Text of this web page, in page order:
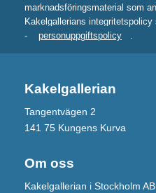
marknadsföringsmaterial som
Kakelgallerians
-
personuppgiftspolicy .
Kakelgallerian
Tangentvägen 2
141 75 Kungens Kurva
Om oss
Kakelgallerian i Stockholm